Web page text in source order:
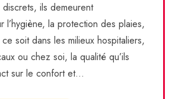
ils demeurent
l’hygiène, la protection des plaies,
soit dans les milieux hospitaliers,
ou chez soi, la qualité qu’ils
sur le confort et...